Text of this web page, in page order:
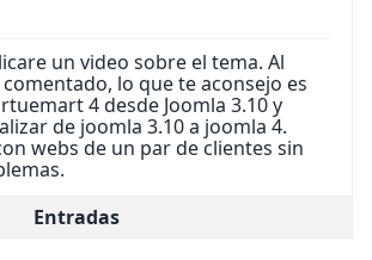
un video sobre el tema. Al
lo que te aconsejo es
4 desde Joomla 3.10 y
de joomla 3.10 a joomla 4.
webs de un par de clientes sin
Entradas